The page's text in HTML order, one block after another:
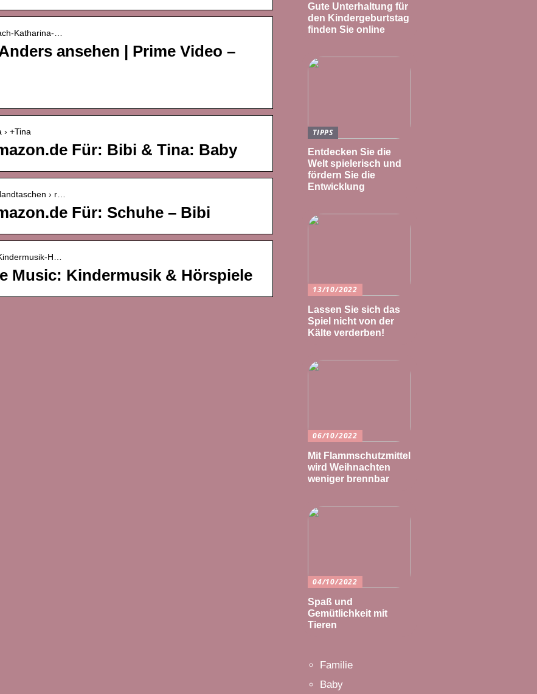
Katharina-…
ansehen | Prime Video –
› +Tina
Für: Bibi & Tina: Baby
› r…
Für: Schuhe – Bibi
H…
Music: Kindermusik & Hörspiele
Gute Unterhaltung für
den Kindergeburtstag
finden Sie online
TIPPS
Entdecken Sie die
Welt spielerisch und
fördern Sie die
Entwicklung
13/10/2022
Lassen Sie sich das
Spiel nicht von der
Kälte verderben!
06/10/2022
Mit Flammschutzmittel
wird Weihnachten
weniger brennbar
04/10/2022
Spaß und
Gemütlichkeit mit
Tieren
Familie
Baby